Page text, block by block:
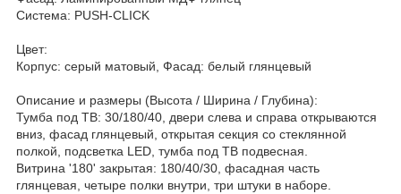
Система: PUSH-CLICK
Цвет:
Корпус: серый матовый, Фасад: белый глянцевый
Описание и размеры (Высота / Ширина / Глубина):
Тумба под ТВ: 30/180/40, двери слева и справа открываются
вниз, фасад глянцевый, открытая секция со стеклянной
полкой, подсветка LED, тумба под ТВ подвесная.
Витрина '180' закрытая: 180/40/30, фасадная часть
глянцевая, четыре полки внутри, три штуки в наборе.